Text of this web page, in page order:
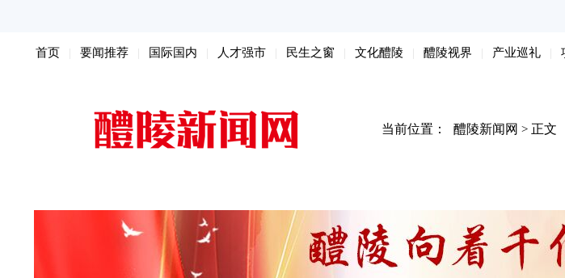
首页 要闻推荐 国际国内 人才强市 民生之窗 文化醴陵 醴陵视界 产业巡礼
当前位置： 醴陵新闻网 > 正文